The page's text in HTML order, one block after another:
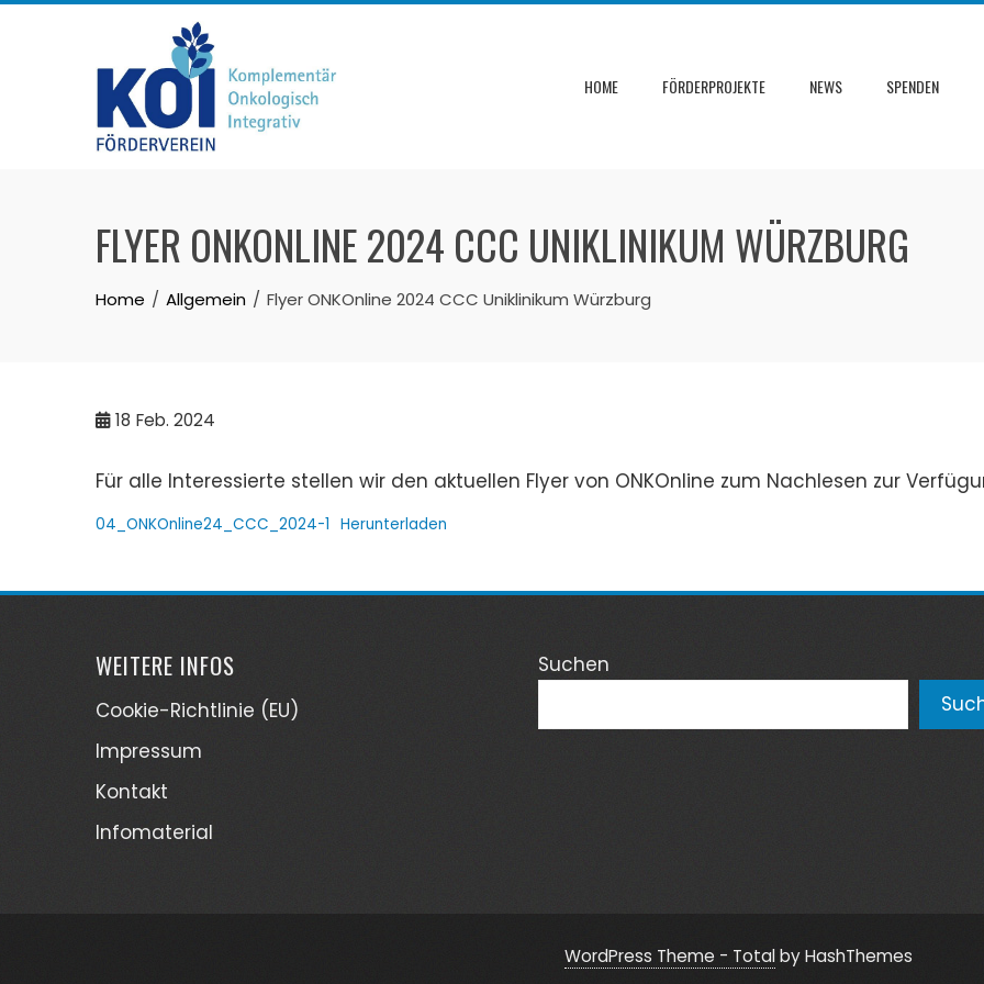
Skip
HOME FÖRDERPROJEKTE NEWS SPENDEN
FLYER ONKONLINE 2024 CCC UNIKLINIKUM WÜRZBURG
Home Allgemein Flyer ONKOnline 2024 CCC Uniklinikum Würzburg
18 Feb. 2024
Für alle Interessierte stellen wir den aktuellen Flyer von ONKOnline zum Nachlesen zur
04_ONKOnline24_CCC_2024-1 Herunterladen
WEITERE INFOS
Cookie-Richtlinie (EU)
Impressum
Kontakt
Infomaterial
Suchen
WordPress Theme - Totalby HashThemes